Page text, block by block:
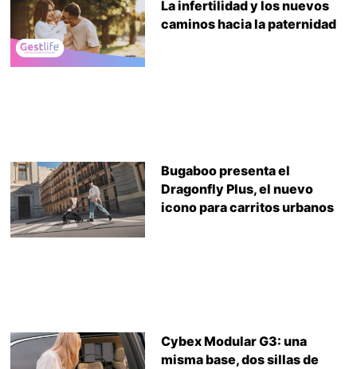
La infertilidad y los nuevos
caminos hacia la paternidad
Bugaboo presenta el
Dragonfly Plus, el nuevo
icono para carritos urbanos
Cybex Modular G3: una
misma base, dos sillas de